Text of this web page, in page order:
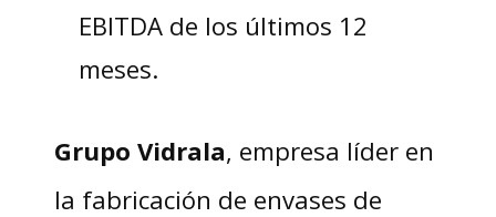
EBITDA de los últimos 12
meses.
Grupo Vidrala, empresa líder en
la fabricación de envases de